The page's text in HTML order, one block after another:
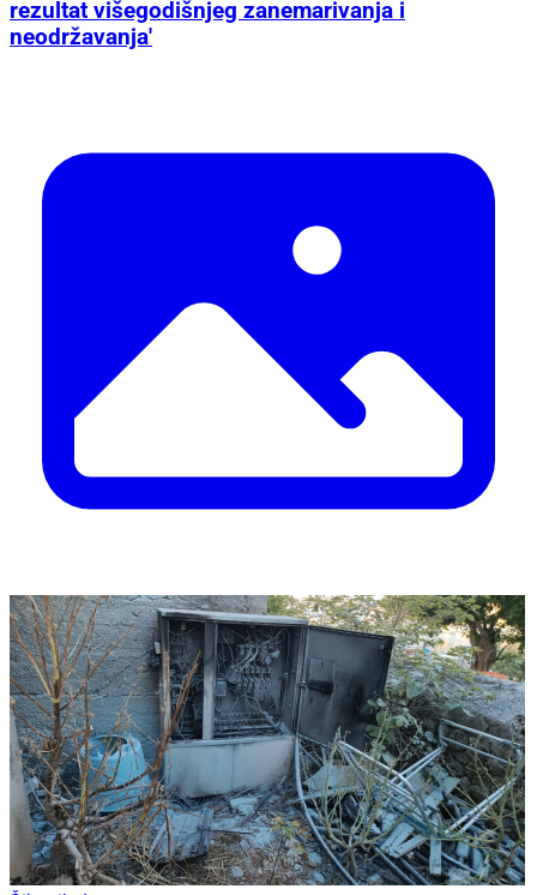
rezultat višegodišnjeg zanemarivanja i
neodržavanja'